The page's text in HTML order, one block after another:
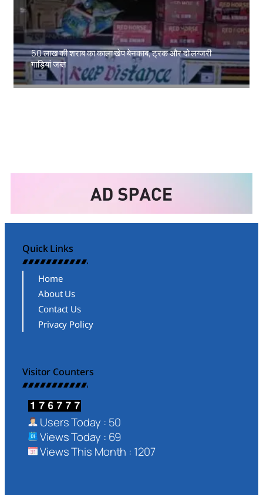
50 लाख की शराब का काला खेप बेनकाब, ट्रक और दो लग्जरी
गाड़ियां जब्त
Amit Lekh
Quick Links
Home
About Us
Contact Us
Privacy Policy
Visitor Counters
Users Today : 50
Views Today : 69
Views This Month : 1207